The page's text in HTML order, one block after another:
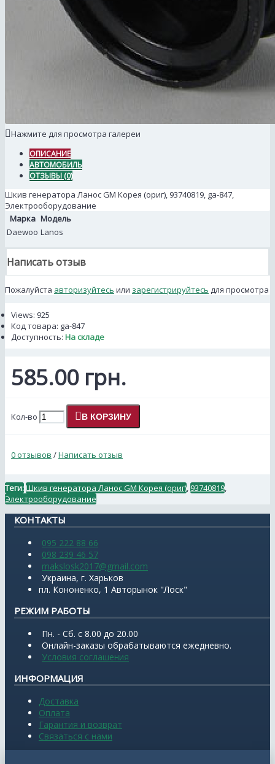
Нажмите для просмотра галереи
ОПИСАНИЕ
АВТОМОБИЛЬ
ОТЗЫВЫ (0)
Шкив генератора Ланос GM Корея (ориг), 93740819, ga-847,
Электрооборудование
Марка Модель
Daewoo Lanos
Написать отзыв
Пожалуйста авторизуйтесь или зарегистрируйтесь для просмотра
Views: 925
Код товара: ga-847
Доступность: На складе
585.00 грн.
Кол-во В КОРЗИНУ
0 отзывов /Написать отзыв
Теги:Шкив генератора Ланос GM Корея (ориг) 93740819
Электрооборудование
КОНТАКТЫ
095 222 88 66
098 239 46 57
makslosk2017@gmail.com
Украина, г. Харьков
пл. Кононенко, 1 Авторынок "Лоск"
РЕЖИМ РАБОТЫ
Пн. - Сб. с 8.00 до 20.00
Онлайн-заказы обрабатываются ежедневно.
Условия соглашения
ИНФОРМАЦИЯ
Доставка
Оплата
Гарантия и возврат
Связаться с нами